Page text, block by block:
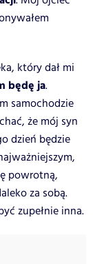
który dał mi
będę ja.
samochodzie
że mój syn
dzień będzie
powrotną,
za sobą.
zupełnie inna.